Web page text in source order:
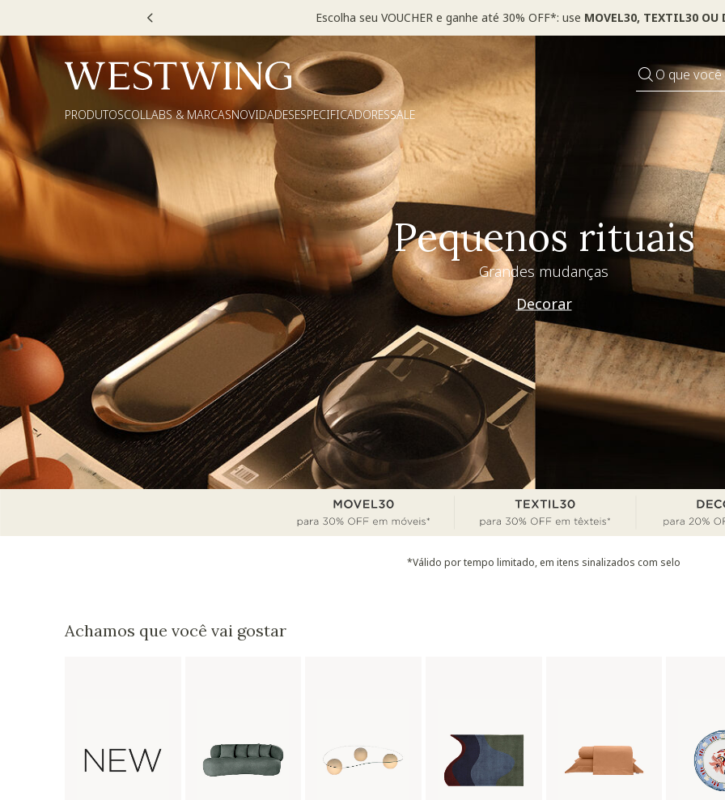
Escolha seu VOUCHER e ganhe até 30% OFF*: use MOVEL30, TEXTIL30 OU
O que
PRODUTOSCOLLABS & MARCASNOVIDADESESPECIFICADORESSALE
Pequenos rituais
Grandes mudanças
Decorar
*Válido por tempo limitado, em itens sinalizados com selo
Achamos que você vai gostar